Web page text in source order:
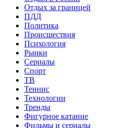
Отдых за границей
ПДД
Политика
Происшествия
Психология
Рынки
Сериалы
Спорт
ТВ
Теннис
Технологии
Тренды
Фигурное катание
Фильмы и сериалы